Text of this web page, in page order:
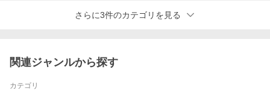
さらに3件のカテゴリを見る
関連ジャンルから探す
カテゴリ